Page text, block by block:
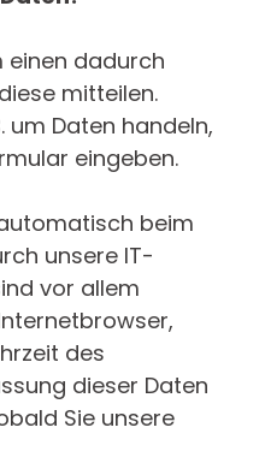
einen dadurch
mitteilen.
um Daten handeln,
eingeben.
beim
unsere IT-
vor allem
des
dieser Daten
Sie unsere